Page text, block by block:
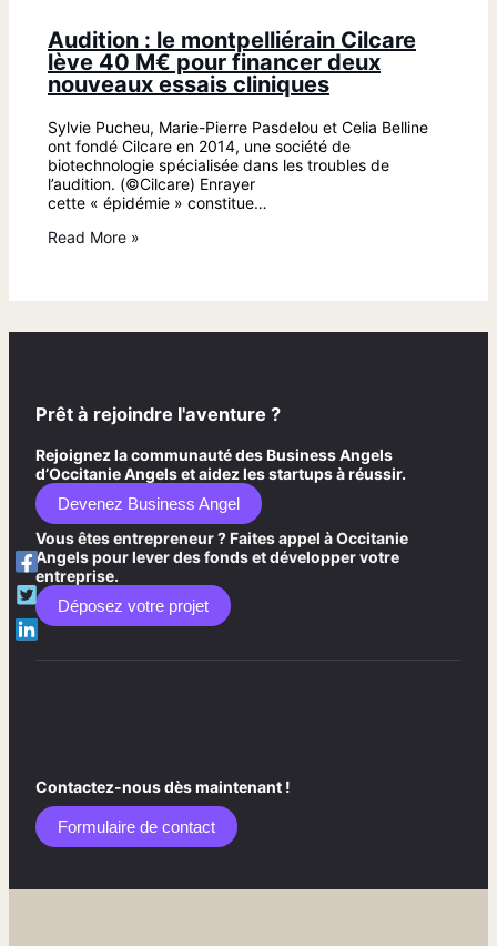
Audition : le montpelliérain Cilcare
lève 40 M€ pour financer deux
nouveaux essais cliniques
Sylvie Pucheu, Marie-Pierre Pasdelou et Celia Belline
ont fondé Cilcare en 2014, une société de
biotechnologie spécialisée dans les troubles de
l’audition. (©Cilcare) Enrayer
cette « épidémie » constitue…
Read More »
Prêt à rejoindre l'aventure ?
Rejoignez la communauté des Business Angels
d’Occitanie Angels et aidez les startups à réussir.
Devenez Business Angel
Vous êtes entrepreneur ? Faites appel à Occitanie
Angels pour lever des fonds et développer votre
entreprise.
Déposez votre projet
Contactez-nous dès maintenant !
Formulaire de contact​